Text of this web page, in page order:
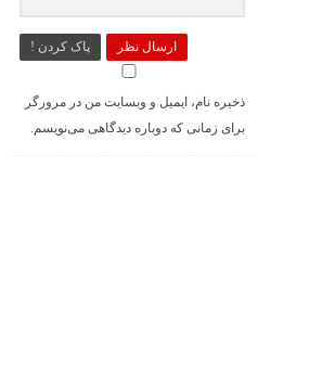
ارسال نظر پاک کردن !
ذخیره نام، ایمیل و وبسایت من در مرورگر
برای زمانی که دوباره دیدگاهی می‌نویسم.